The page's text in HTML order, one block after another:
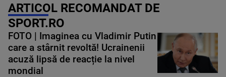
ARTICOL RECOMANDAT DE
SPORT.RO
FOTO | Imaginea cu Vladimir Putin
care a stârnit revoltă! Ucrainenii
acuză lipsă de reacție la nivel
mondial